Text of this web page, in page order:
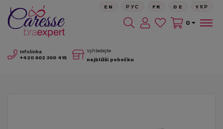
Infolinka
+420 602 300 415
Vyhledejte
nejbližší pobočku
EN РУС FR DE YКР
0